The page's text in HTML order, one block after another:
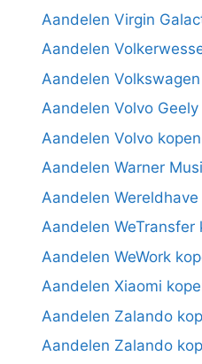
Aandelen Virgin
Aandelen
Aandelen
Aandelen Volvo Geely
Aandelen Volvo kopen
Aandelen Warner
Aandelen
Aandelen WeTransfer
Aandelen WeWork
Aandelen Xiaomi
Aandelen Zalando
Aandelen Zalando